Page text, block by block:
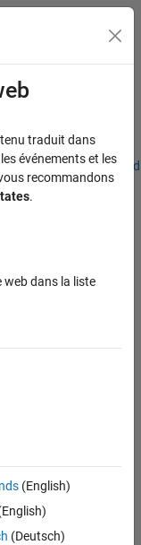
de nos bureaux
du menu
traduit dans
événements et les
recommandons
.
web dans la liste
(English)
(Deutsch)